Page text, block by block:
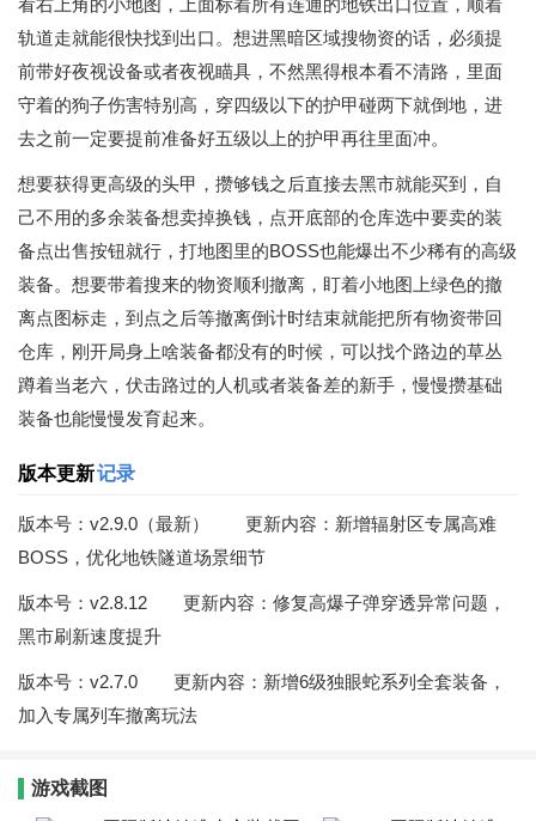
看右上角的小地图，上面标着所有连通的地铁出口位置，顺着
轨道走就能很快找到出口。想进黑暗区域搜物资的话，必须提
前带好夜视设备或者夜视瞄具，不然黑得根本看不清路，里面
守着的狗子伤害特别高，穿四级以下的护甲碰两下就倒地，进
去之前一定要提前准备好五级以上的护甲再往里面冲。
想要获得更高级的头甲，攒够钱之后直接去黑市就能买到，自
己不用的多余装备想卖掉换钱，点开底部的仓库选中要卖的装
备点出售按钮就行，打地图里的BOSS也能爆出不少稀有的高级
装备。想要带着搜来的物资顺利撤离，盯着小地图上绿色的撤
离点图标走，到点之后等撤离倒计时结束就能把所有物资带回
仓库，刚开局身上啥装备都没有的时候，可以找个路边的草丛
蹲着当老六，伏击路过的人机或者装备差的新手，慢慢攒基础
装备也能慢慢发育起来。
版本更新记录
版本号：v2.9.0（最新） 更新内容：新增辐射区专属高难
BOSS，优化地铁隧道场景细节
版本号：v2.8.12 更新内容：修复高爆子弹穿透异常问题，
黑市刷新速度提升
版本号：v2.7.0 更新内容：新增6级独眼蛇系列全套装备，
加入专属列车撤离玩法
游戏截图